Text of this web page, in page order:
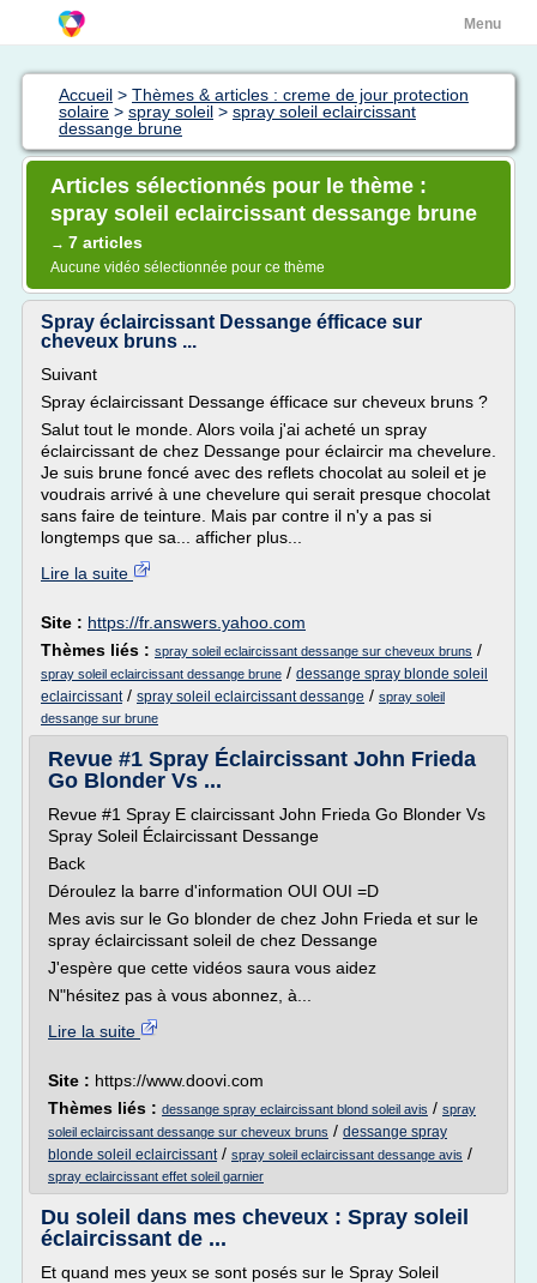
Menu
Accueil > Thèmes & articles : creme de jour protection
solaire > spray soleil > spray soleil eclaircissant
dessange brune
Articles sélectionnés pour le thème :
spray soleil eclaircissant dessange brune
→ 7 articles
Aucune vidéo sélectionnée pour ce thème
Spray éclaircissant Dessange éfficace sur
cheveux bruns ...
Suivant
Spray éclaircissant Dessange éfficace sur cheveux bruns ?
Salut tout le monde. Alors voila j'ai acheté un spray
éclaircissant de chez Dessange pour éclaircir ma chevelure.
Je suis brune foncé avec des reflets chocolat au soleil et je
voudrais arrivé à une chevelure qui serait presque chocolat
sans faire de teinture. Mais par contre il n'y a pas si
longtemps que sa... afficher plus...
Lire la suite
Site : https://fr.answers.yahoo.com
Thèmes liés : spray soleil eclaircissant dessange sur cheveux bruns /
spray soleil eclaircissant dessange brune / dessange spray blonde soleil
eclaircissant/ spray soleil eclaircissant dessange / spray soleil
dessange sur brune
Revue #1 Spray Éclaircissant John Frieda
Go Blonder Vs ...
Revue #1 Spray E claircissant John Frieda Go Blonder Vs
Spray Soleil Éclaircissant Dessange
Back
Déroulez la barre d'information OUI OUI =D
Mes avis sur le Go blonder de chez John Frieda et sur le
spray éclaircissant soleil de chez Dessange
J'espère que cette vidéos saura vous aidez
N"hésitez pas à vous abonnez, à...
Lire la suite
Site : https://www.doovi.com
Thèmes liés : dessange spray eclaircissant blond soleil avis / spray
soleil eclaircissant dessange sur cheveux bruns / dessange spray
blonde soleil eclaircissant/ spray soleil eclaircissant dessange avis /
spray eclaircissant effet soleil garnier
Du soleil dans mes cheveux : Spray soleil
éclaircissant de ...
Et quand mes yeux se sont posés sur le Spray Soleil